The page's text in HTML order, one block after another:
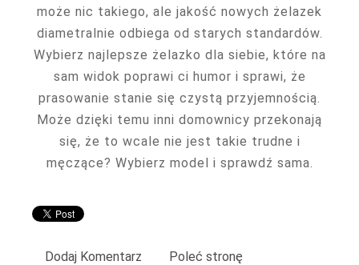
może nic takiego, ale jakość nowych żelazek
diametralnie odbiega od starych standardów.
Wybierz najlepsze żelazko dla siebie, które na
sam widok poprawi ci humor i sprawi, że
prasowanie stanie się czystą przyjemnością.
Może dzięki temu inni domownicy przekonają
się, że to wcale nie jest takie trudne i
męczące? Wybierz model i sprawdź sama.
Dodaj Komentarz Poleć stronę